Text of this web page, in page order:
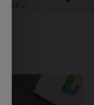
カフェ